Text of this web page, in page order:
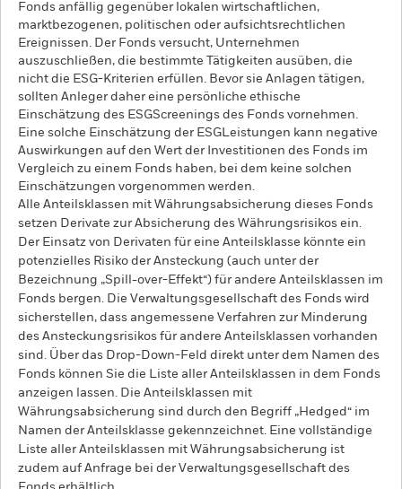
Fonds anfällig gegenüber lokalen wirtschaftlichen,
marktbezogenen, politischen oder aufsichtsrechtlichen
Ereignissen. Der Fonds versucht, Unternehmen
auszuschließen, die bestimmte Tätigkeiten ausüben, die
nicht die ESG-Kriterien erfüllen. Bevor sie Anlagen tätigen,
sollten Anleger daher eine persönliche ethische
Einschätzung des ESGScreenings des Fonds vornehmen.
Eine solche Einschätzung der ESGLeistungen kann negative
Auswirkungen auf den Wert der Investitionen des Fonds im
Vergleich zu einem Fonds haben, bei dem keine solchen
Einschätzungen vorgenommen werden.
Alle Anteilsklassen mit Währungsabsicherung dieses Fonds
setzen Derivate zur Absicherung des Währungsrisikos ein.
Der Einsatz von Derivaten für eine Anteilsklasse könnte ein
potenzielles Risiko der Ansteckung (auch unter der
Bezeichnung „Spill-over-Effekt“) für andere Anteilsklassen im
Fonds bergen. Die Verwaltungsgesellschaft des Fonds wird
sicherstellen, dass angemessene Verfahren zur Minderung
des Ansteckungsrisikos für andere Anteilsklassen vorhanden
sind. Über das Drop-Down-Feld direkt unter dem Namen des
Fonds können Sie die Liste aller Anteilsklassen in dem Fonds
anzeigen lassen. Die Anteilsklassen mit
Währungsabsicherung sind durch den Begriff „Hedged“ im
Namen der Anteilsklasse gekennzeichnet. Eine vollständige
Liste aller Anteilsklassen mit Währungsabsicherung ist
zudem auf Anfrage bei der Verwaltungsgesellschaft des